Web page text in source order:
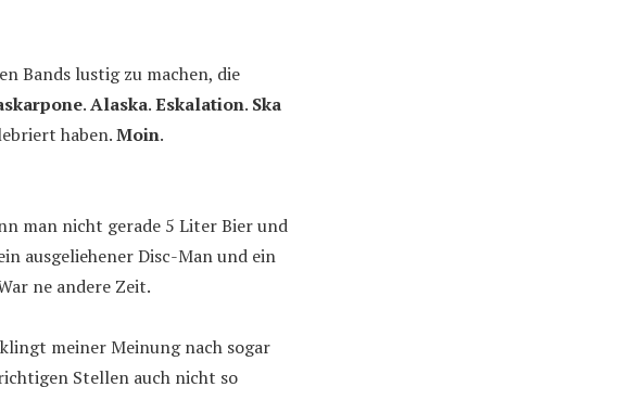
Bands lustig zu machen, die
.Alaska.Eskalation. Ska
haben.Moin.
man nicht gerade 5 Liter Bier und
ausgeliehener Disc-Man und ein
ne andere Zeit.
meiner Meinung nach sogar
Stellen auch nicht so